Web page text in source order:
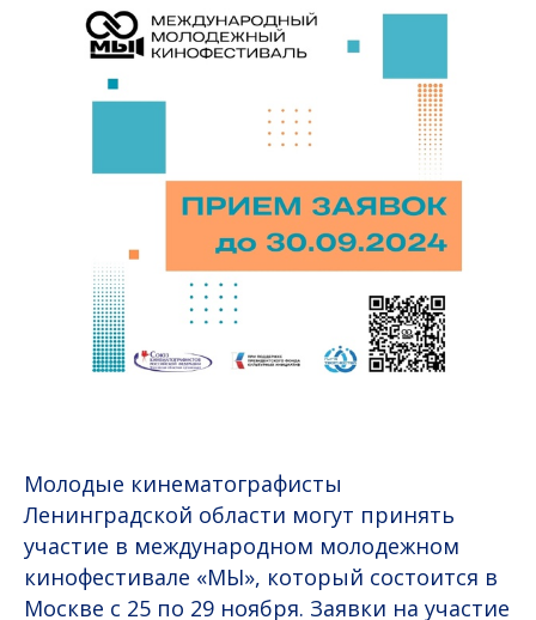
Молодые кинематографисты
Ленинградской области могут принять
участие в международном молодежном
кинофестивале «МЫ», который состоится в
Москве с 25 по 29 ноября. Заявки на участие